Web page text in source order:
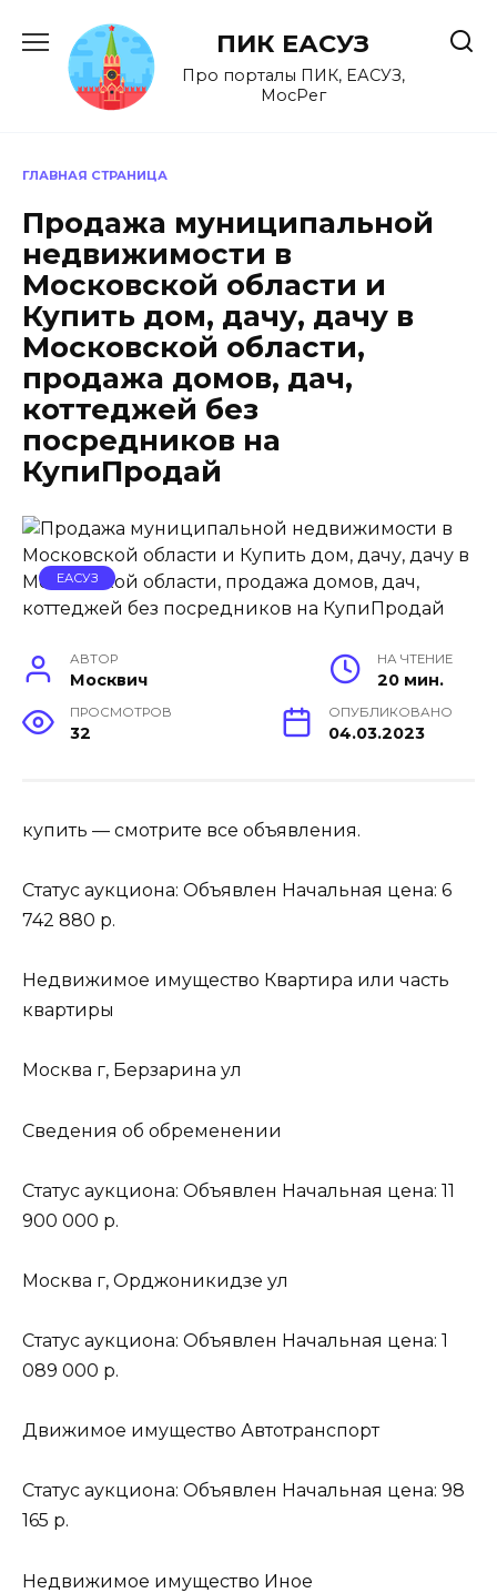
содержанию
ПИК ЕАСУЗ
Про порталы ПИК, ЕАСУЗ,
МосРег
ГЛАВНАЯ СТРАНИЦА
Продажа муниципальной
недвижимости в
Московской области и
Купить дом, дачу, дачу в
Московской области,
продажа домов, дач,
коттеджей без
посредников на
КупиПродай
ЕАСУЗ
АВТОР
Москвич
НА ЧТЕНИЕ
20 мин.
ПРОСМОТРОВ
32
ОПУБЛИКОВАНО
04.03.2023
купить — смотрите все объявления.
Статус аукциона: Объявлен Начальная цена: 6
742 880 р.
Недвижимое имущество Квартира или часть
квартиры
Москва г, Берзарина ул
Сведения об обременении
Статус аукциона: Объявлен Начальная цена: 11
900 000 р.
Москва г, Орджоникидзе ул
Статус аукциона: Объявлен Начальная цена: 1
089 000 р.
Движимое имущество Автотранспорт
Статус аукциона: Объявлен Начальная цена: 98
165 р.
Недвижимое имущество Иное